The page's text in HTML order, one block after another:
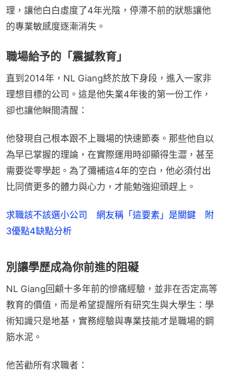
理，讓他白白虛度了4年光陰，停滯不前的狀態讓他
的專業敏感度逐漸消失。
職場給予的「震撼教育」
直到2014年，NL Giang終於放下身段，進入一家非
理想目標的公司。這是他失業4年後的第一份工作，
卻也讓他瞬間清醒：
他發現自己根本跟不上職場的快速節奏。那些他自以
為早已掌握的理論，在實際運用時卻顯得生澀，甚至
需要從零學起。為了彌補這4年的空白，他必須付出
比同儕更多的體力與心力，才能勉強迎頭趕上。
求職該不該選小公司 網友稱「這要素」是關鍵 附
3優點4缺點分析
別讓學歷成為你前進的阻礙
NL Giang回顧十多年前的慘痛經驗，並非在否定高等
教育的價值，而是希望提醒所有研究生與大學生：學
術知識只是地基，實務經驗與專業技能才是職場的鋼
筋水泥。
他苦勸所有求職者：